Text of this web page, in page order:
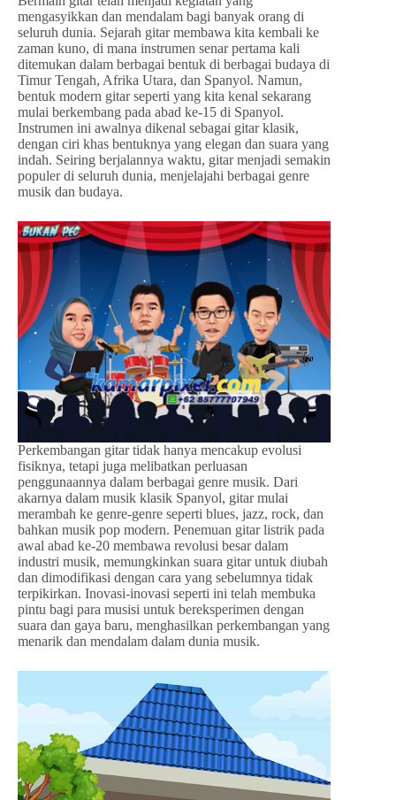
mengasyikkan dan mendalam bagi banyak orang di
seluruh dunia. Sejarah gitar membawa kita kembali ke
zaman kuno, di mana instrumen senar pertama kali
ditemukan dalam berbagai bentuk di berbagai budaya di
Timur Tengah, Afrika Utara, dan Spanyol. Namun,
bentuk modern gitar seperti yang kita kenal sekarang
mulai berkembang pada abad ke-15 di Spanyol.
Instrumen ini awalnya dikenal sebagai gitar klasik,
dengan ciri khas bentuknya yang elegan dan suara yang
indah. Seiring berjalannya waktu, gitar menjadi semakin
populer di seluruh dunia, menjelajahi berbagai genre
musik dan budaya.
Perkembangan gitar tidak hanya mencakup evolusi
fisiknya, tetapi juga melibatkan perluasan
penggunaannya dalam berbagai genre musik. Dari
akarnya dalam musik klasik Spanyol, gitar mulai
merambah ke genre-genre seperti blues, jazz, rock, dan
bahkan musik pop modern. Penemuan gitar listrik pada
awal abad ke-20 membawa revolusi besar dalam
industri musik, memungkinkan suara gitar untuk diubah
dan dimodifikasi dengan cara yang sebelumnya tidak
terpikirkan. Inovasi-inovasi seperti ini telah membuka
pintu bagi para musisi untuk bereksperimen dengan
suara dan gaya baru, menghasilkan perkembangan yang
menarik dan mendalam dalam dunia musik.